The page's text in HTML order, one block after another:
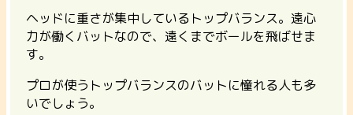
ヘッドに重さが集中しているトップバランス。遠心
力が働くバットなので、遠くまでボールを飛ばせま
す。
プロが使うトップバランスのバットに憧れる人も多
いでしょう。